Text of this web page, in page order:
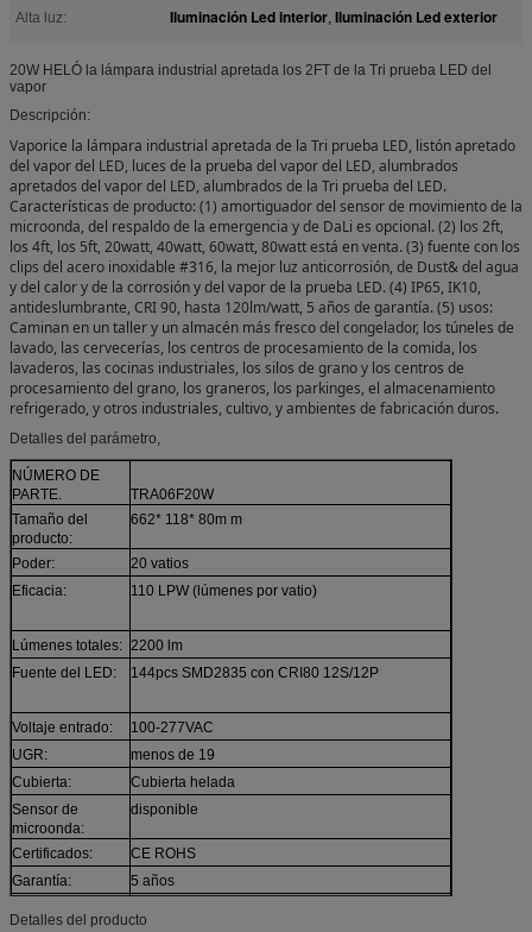
Alta luz:
Iluminación Led interior, Iluminación Led exterior
20W HELÓ la lámpara industrial apretada los 2FT de la Tri prueba LED del
vapor
Descripción:
Vaporice la lámpara industrial apretada de la Tri prueba LED, listón apretado
del vapor del LED, luces de la prueba del vapor del LED, alumbrados
apretados del vapor del LED, alumbrados de la Tri prueba del LED.
Características de producto: (1) amortiguador del sensor de movimiento de la
microonda, del respaldo de la emergencia y de DaLi es opcional. (2) los 2ft,
los 4ft, los 5ft, 20watt, 40watt, 60watt, 80watt está en venta. (3) fuente con los
clips del acero inoxidable #316, la mejor luz anticorrosión, de Dust& del agua
y del calor y de la corrosión y del vapor de la prueba LED. (4) IP65, IK10,
antideslumbrante, CRI 90, hasta 120lm/watt, 5 años de garantía. (5) usos:
Caminan en un taller y un almacén más fresco del congelador, los túneles de
lavado, las cervecerías, los centros de procesamiento de la comida, los
lavaderos, las cocinas industriales, los silos de grano y los centros de
procesamiento del grano, los graneros, los parkinges, el almacenamiento
refrigerado, y otros industriales, cultivo, y ambientes de fabricación duros.
Detalles del parámetro,
NÚMERO DE
PARTE.
TRA06F20W
Tamaño del
producto:
662* 118* 80m m
Poder:
20 vatios
Eficacia:
110 LPW (lúmenes por vatio)
Lúmenes totales: 2200 lm
Fuente del LED:
144pcs SMD2835 con CRI80 12S/12P
Voltaje entrado:
100-277VAC
UGR:
menos de 19
Cubierta:
Cubierta helada
Sensor de
microonda:
disponible
Certificados:
CE ROHS
Garantía:
5 años
parte posterior
Detalles del producto